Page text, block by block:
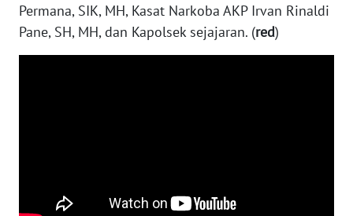
Permana, SIK, MH, Kasat Narkoba AKP Irvan Rinaldi
Pane, SH, MH, dan Kapolsek sejajaran. (red)
WN
JATIM
KALTENG